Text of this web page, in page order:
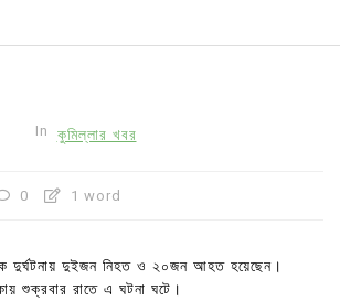
In কুমিল্লার খবর
0 1 word
দুর্ঘটনায় দুইজন নিহত ও ২০জন আহত হয়েছেন।
শুক্রবার রাতে এ ঘটনা ঘটে।